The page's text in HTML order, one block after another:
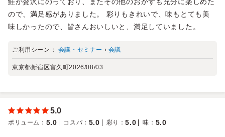
ので、満足感がありました。 彩りもきれいで、味もとても美
味しかったので、皆さんおいしいと、満足していました。
ご利用シーン： 会議・セミナー › 会議
東京都新宿区富久町2026/08/03
5.0
ボリューム ： 5.0 コスパ ： 5.0 彩り ：5.0 味 ： 5.0